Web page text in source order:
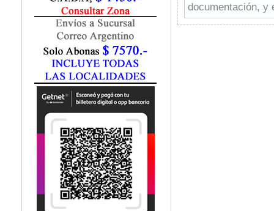
Fonoaudiología
Gastroenterología
Geriatría
Ginecología / Obstetricia
Hematología
Histología
Homeopatía
Infectología
Inmunología
Instrumentación Quirurgica
Medicina del Deporte / Rehabilitación
Medicina Emergencias / Urgencias
Medicina Forense / Legal
documentación, y
decisiones